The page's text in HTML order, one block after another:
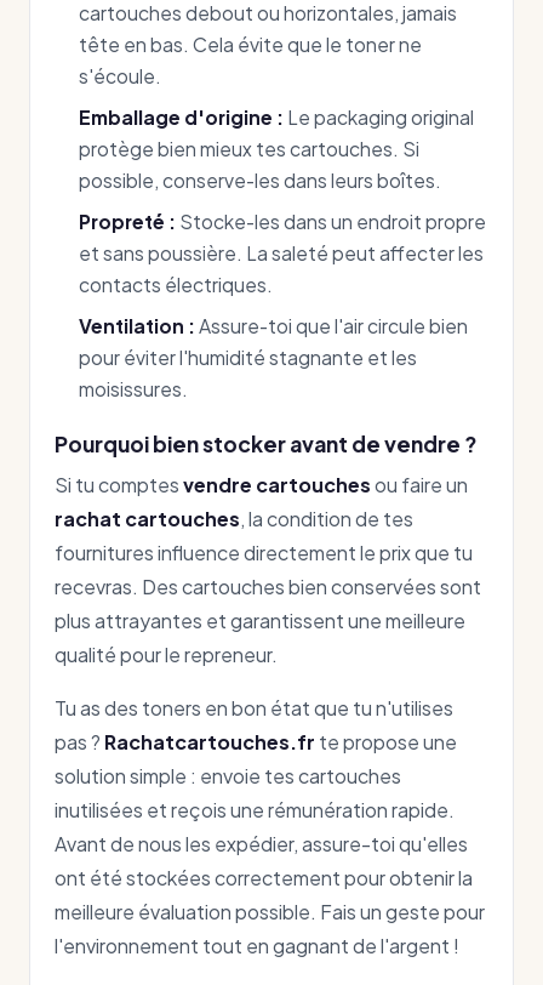
cartouches debout ou horizontales, jamais
tête en bas. Cela évite que le toner ne
s'écoule.
Emballage d'origine : Le packaging original
protège bien mieux tes cartouches. Si
possible, conserve-les dans leurs boîtes.
Propreté : Stocke-les dans un endroit propre
et sans poussière. La saleté peut affecter les
contacts électriques.
Ventilation : Assure-toi que l'air circule bien
pour éviter l'humidité stagnante et les
moisissures.
Pourquoi bien stocker avant de vendre ?
Si tu comptesvendre cartouchesou faire un
rachat cartouches, la condition de tes
fournitures influence directement le prix que tu
recevras. Des cartouches bien conservées sont
plus attrayantes et garantissent une meilleure
qualité pour le repreneur.
Tu as des toners en bon état que tu n'utilises
pas ? Rachatcartouches.fr te propose une
solution simple : envoie tes cartouches
inutilisées et reçois une rémunération rapide.
Avant de nous les expédier, assure-toi qu'elles
ont été stockées correctement pour obtenir la
meilleure évaluation possible. Fais un geste pour
l'environnement tout en gagnant de l'argent !